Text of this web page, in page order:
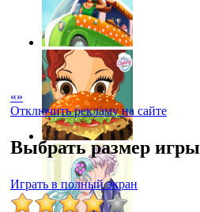
«»
Отключить рекламу на сайте
Выбрать размер игры
Играть в полный экран